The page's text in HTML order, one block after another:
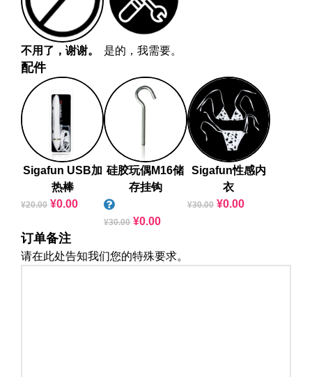
不用了，谢谢。 是的，我需要。
配件
Sigafun USB加
热棒
¥20.00 ¥0.00
硅胶玩偶M16储
存挂钩
¥30.00 ¥0.00
Sigafun性感内
衣
¥30.00 ¥0.00
订单备注
请在此处告知我们您的特殊要求。